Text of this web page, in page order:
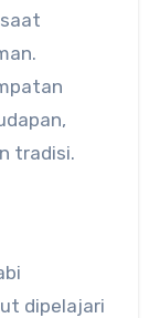
tradisi.
dipelajari